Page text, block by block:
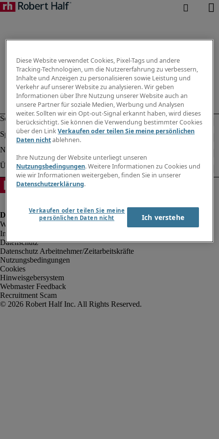
Impressum
Datenschutz
Datenschutz Arbeitnehmer/Zeitarbeitskräfte
Nutzungsbedingungen
Cookies
Hinweisgebersystem
Webmaster Feedback
Recruitment Scam
Diese Website verwendet Cookies, Pixel-Tags und andere
Tracking-Technologien, um die Nutzererfahrung zu verbessern,
Inhalte und Anzeigen zu personalisieren sowie Leistung und
Verkehr auf unserer Website zu analysieren. Wir geben
Informationen über Ihre Nutzung unserer Website auch an
unsere Partner für soziale Medien, Werbung und Analysen
weiter. Sollten wir ein Opt-out-Signal erkannt haben, wird dieses
berücksichtigt. Sie können die Verwendung bestimmter Cookies
über den LinkVerkaufen oder teilen Sie meine persönlichen
Daten nichtablehnen.
Ihre Nutzung der Website unterliegt unseren
Nutzungsbedingungen. Weitere Informationen zu Cookies und
wie wir Informationen weitergeben, finden Sie in unserer
Datenschutzerklärung.
Verkaufen oder teilen Sie meine
persönlichen Daten nicht
Ich verstehe